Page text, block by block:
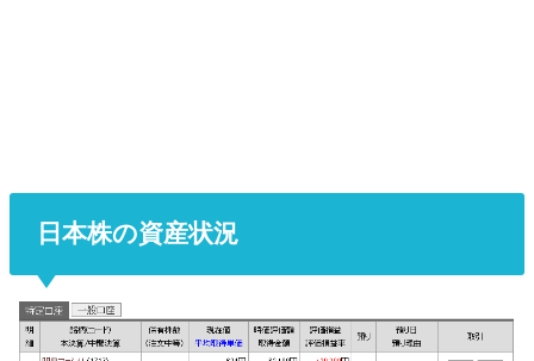
日本株の資産状況